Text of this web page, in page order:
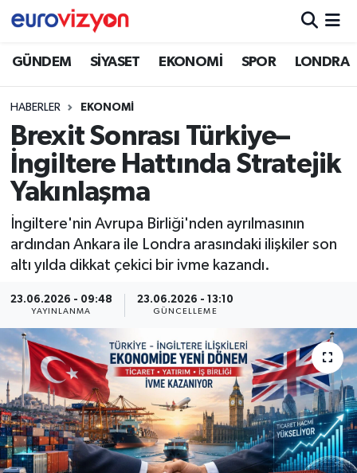
GÜNDEM SİYASET EKONOMİ SPOR LONDRA
HABERLER EKONOMİ
Brexit Sonrası Türkiye–
İngiltere Hattında Stratejik
Yakınlaşma
İngiltere'nin Avrupa Birliği'nden ayrılmasının
ardından Ankara ile Londra arasındaki ilişkiler son
altı yılda dikkat çekici bir ivme kazandı.
23.06.2026 - 09:48
YAYINLANMA
23.06.2026 - 13:10
GÜNCELLEME